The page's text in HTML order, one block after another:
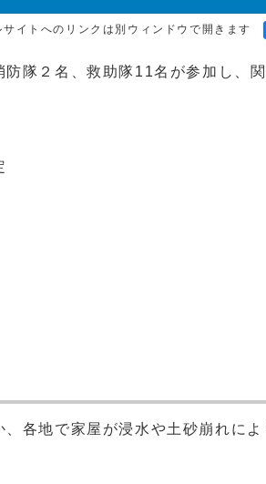
サイトへのリンクは別ウィンドウで開きます
隊２名、救助隊11名が参加し、
各地で家屋が浸水や土砂崩れによ